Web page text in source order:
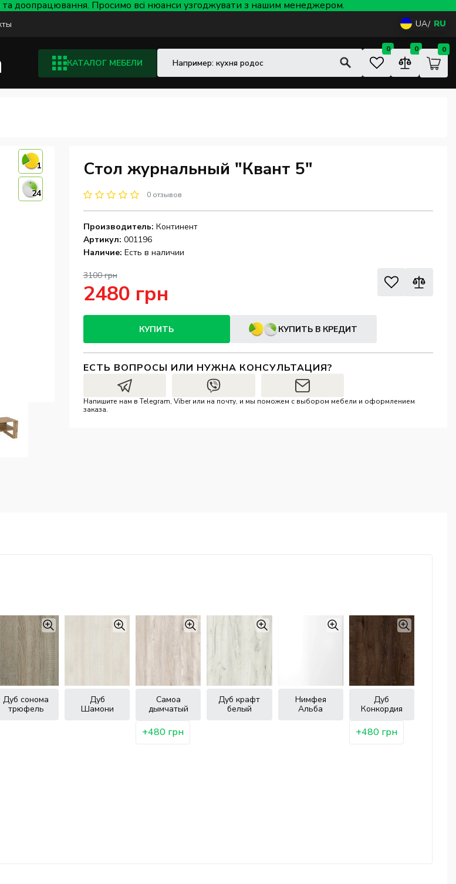
та доопрацювання. Просимо всі нюанси узгоджувати з нашим менеджером.
UA RU
КАТАЛОГ МЕБЕЛИ
0 0 0
1
24
Стол журнальный "Квант 5"
0 отзывов
Производитель: Континент
Артикул: 001196
Наличие: Есть в наличии
3100 грн
2480 грн
КУПИТЬ КУПИТЬ В КРЕДИТ
ЕСТЬ ВОПРОСЫ ИЛИ НУЖНА КОНСУЛЬТАЦИЯ?
Напишите нам в Telegram, Viber или на почту, и мы поможем с выбором мебели и оформлением
заказа.
Дуб сонома
трюфель
Дуб
Шамони
Самоа
дымчатый
+480 грн
Дуб крафт
белый
Нимфея
Альба
Дуб
Конкордия
+480 грн